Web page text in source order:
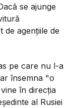
se ajunge
de agenţiile de
pe care nu l-a
însemna "o
în direcţia
al Rusiei